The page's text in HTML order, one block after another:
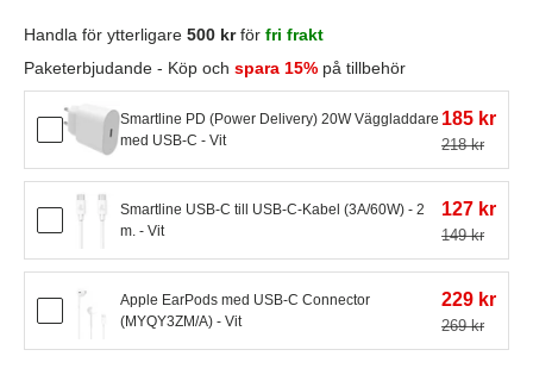
Handla för ytterligare 500 krför fri frakt
Paketerbjudande - Köp och spara 15% på tillbehör
Smartline PD (Power Delivery) 20W Väggladdare
med USB-C - Vit
185 kr
218 kr
Smartline USB-C till USB-C-Kabel (3A/60W) - 2
m. - Vit
127 kr
149 kr
Apple EarPods med USB-C Connector
(MYQY3ZM/A) - Vit
229 kr
269 kr